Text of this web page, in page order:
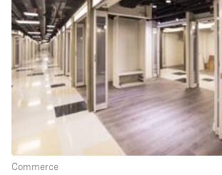
Lobby / Accueil
Maison / Villa / Hôtel Particulier
Restaurant / Bar / Café
Rooftop
Salle
Salle de Conférence
Salle de Réunion
Commerce